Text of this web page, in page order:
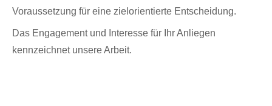
Voraussetzung für eine zielorientierte Entscheidung.
Das Engagement und Interesse für Ihr Anliegen
kennzeichnet unsere Arbeit.